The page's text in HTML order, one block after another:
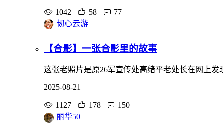
1042 58
77
韧心云游
【合影】一张合影里的故事
这张老照片是原26军宣传处高绪平老处长在网上
2025-08-21
1127 178
150
丽华50